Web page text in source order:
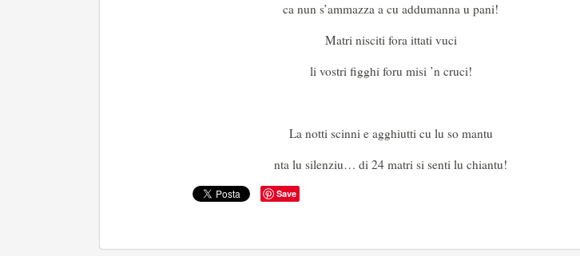
ca nun s’ammazza a cu addumanna u pani!
Matri nisciti fora ittati vuci
li vostri figghi foru misi ’n cruci!
La notti scinni e agghiutti cu lu so mantu
nta lu silenziu… di 24 matri si senti lu chiantu!
Save